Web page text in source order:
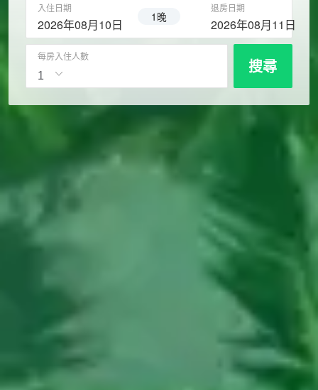
入住日期
2026年08月10日 1晚
退房日期
2026年08月11日
每房入住人數 搜尋